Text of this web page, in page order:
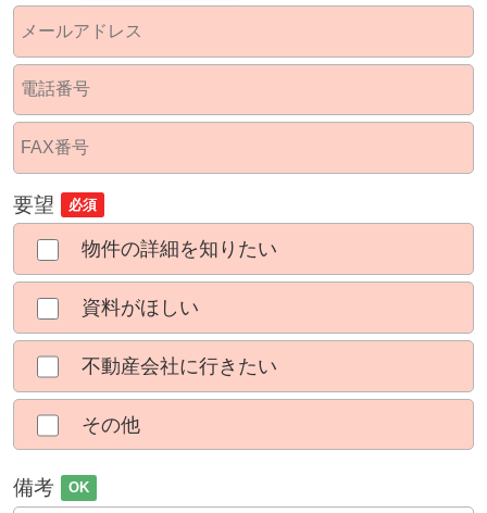
要望 必須
物件の詳細を知りたい
資料がほしい
不動産会社に行きたい
その他
備考 OK